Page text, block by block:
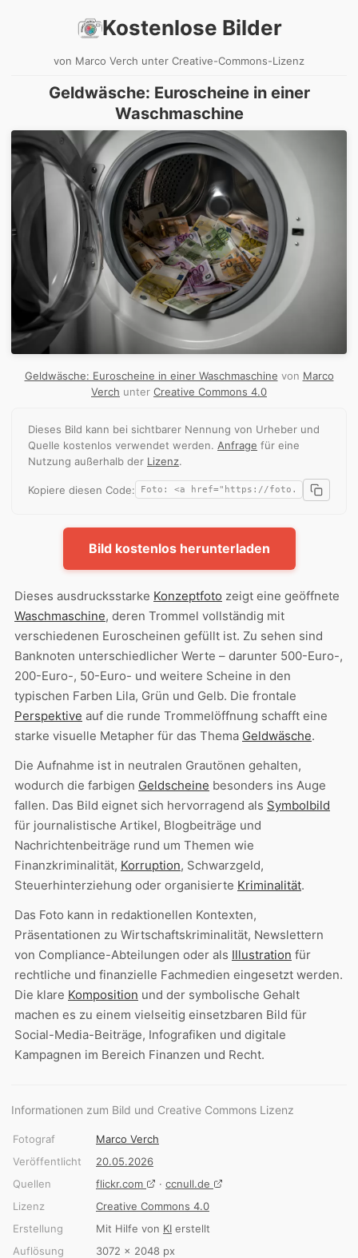
Kostenlose Bilder
von Marco Verch unter Creative-Commons-Lizenz
Geldwäsche: Euroscheine in einer
Waschmaschine
Geldwäsche: Euroscheine in einer Waschmaschine von Marco
Verch unter Creative Commons 4.0
Dieses Bild kann bei sichtbarer Nennung von Urheber und
Quelle kostenlos verwendet werden. Anfrage für eine
Nutzung außerhalb der Lizenz.
Kopiere diesen Code:
Bild kostenlos herunterladen
Dieses ausdrucksstarke Konzeptfoto zeigt eine geöffnete
Waschmaschine, deren Trommel vollständig mit
verschiedenen Euroscheinen gefüllt ist. Zu sehen sind
Banknoten unterschiedlicher Werte – darunter 500-Euro-,
200-Euro-, 50-Euro- und weitere Scheine in den
typischen Farben Lila, Grün und Gelb. Die frontale
Perspektive auf die runde Trommelöffnung schafft eine
starke visuelle Metapher für das Thema Geldwäsche.
Die Aufnahme ist in neutralen Grautönen gehalten,
wodurch die farbigen Geldscheine besonders ins Auge
fallen. Das Bild eignet sich hervorragend als Symbolbild
für journalistische Artikel, Blogbeiträge und
Nachrichtenbeiträge rund um Themen wie
Finanzkriminalität, Korruption, Schwarzgeld,
Steuerhinterziehung oder organisierte Kriminalität.
Das Foto kann in redaktionellen Kontexten,
Präsentationen zu Wirtschaftskriminalität, Newslettern
von Compliance-Abteilungen oder als Illustration für
rechtliche und finanzielle Fachmedien eingesetzt werden.
Die klare Komposition und der symbolische Gehalt
machen es zu einem vielseitig einsetzbaren Bild für
Social-Media-Beiträge, Infografiken und digitale
Kampagnen im Bereich Finanzen und Recht.
Informationen zum Bild und Creative Commons Lizenz
Fotograf
Marco Verch
Veröffentlicht
20.05.2026
Quellen
flickr.com · ccnull.de
Lizenz
Creative Commons 4.0
Erstellung
Mit Hilfe von KI erstellt
Auflösung
3072 × 2048 px